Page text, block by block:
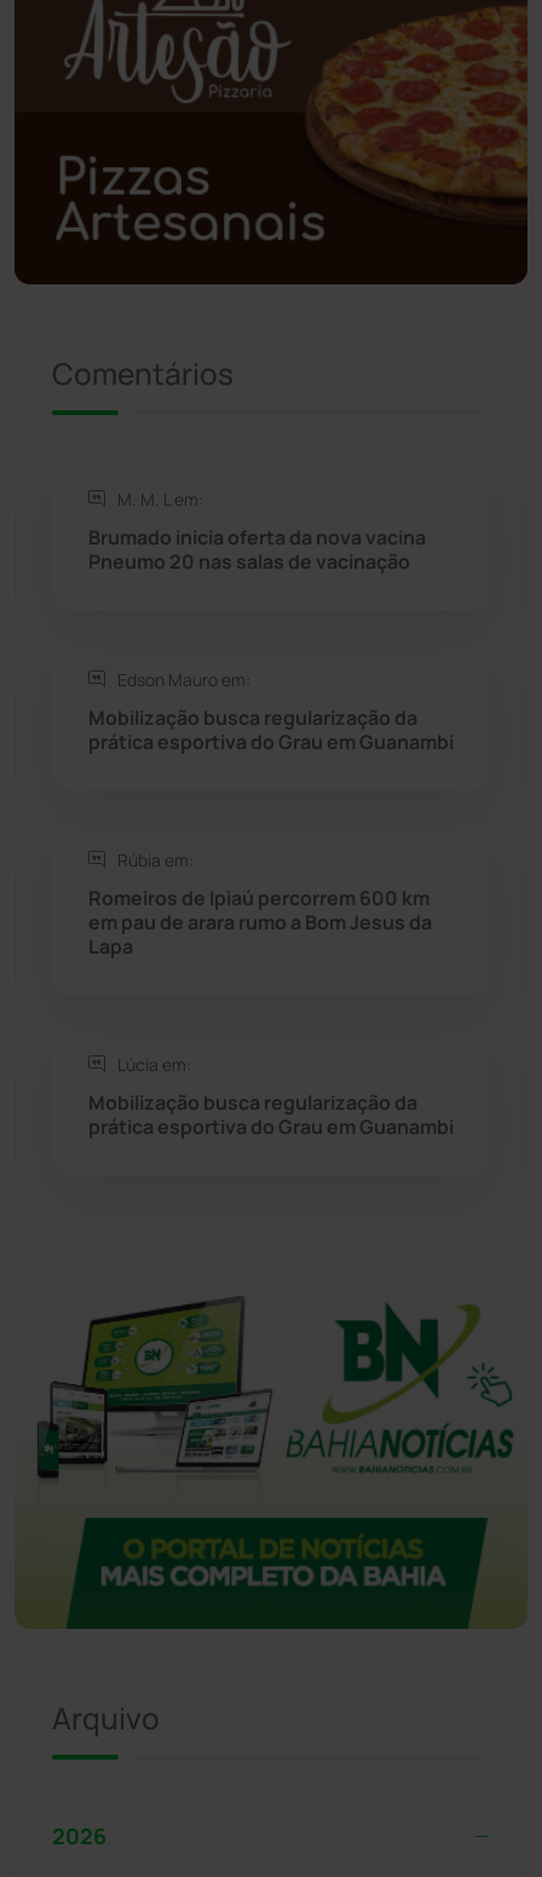
Planalto (59)
Poções (182)
Polícia Civil (57)
Polícia Militar (27)
Política (03)
Riacho de Santana
Rio de Contas
Rio do Antônio
Saúde
Seabra (50)
Sítio do Mato
Sudoeste Baiano
Comentários
M. M. L em:
Brumado inicia oferta da nova vacina
Pneumo 20 nas salas de vacinação
Edson Mauro em:
Mobilização busca regularização da
prática esportiva do Grau em Guanambi
Rúbia em:
Romeiros de Ipiaú percorrem 600 km
em pau de arara rumo a Bom Jesus da
Lapa
Lúcia em:
Mobilização busca regularização da
prática esportiva do Grau em Guanambi
Arquivo
2026